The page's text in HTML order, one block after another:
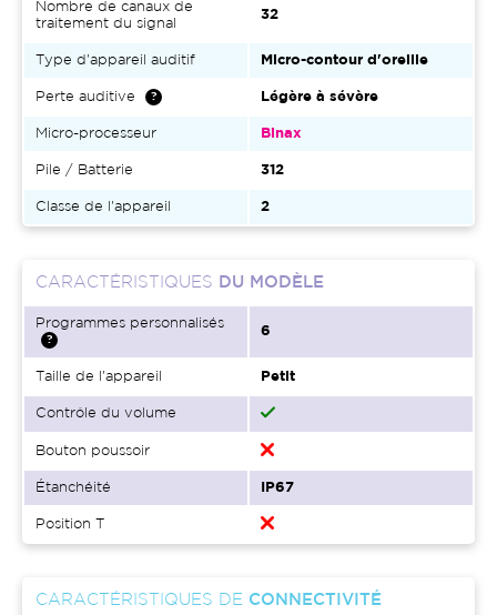
Nombre de canaux de
traitement du signal
32
Type d'appareil auditif Micro-contour d'oreille
Perte auditive Légère à sévère
Micro-processeur Binax
Pile / Batterie 312
Classe de l'appareil 2
CARACTÉRISTIQUES DU MODÈLE
Programmes personnalisés
6
Taille de l'appareil Petit
Contrôle du volume
Bouton poussoir
Étanchéité IP67
Position T
CARACTÉRISTIQUES DE CONNECTIVITÉ